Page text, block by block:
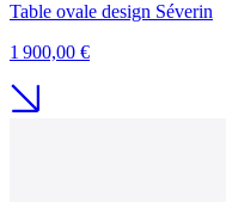
Table ovale design Séverin
1 900,00 €